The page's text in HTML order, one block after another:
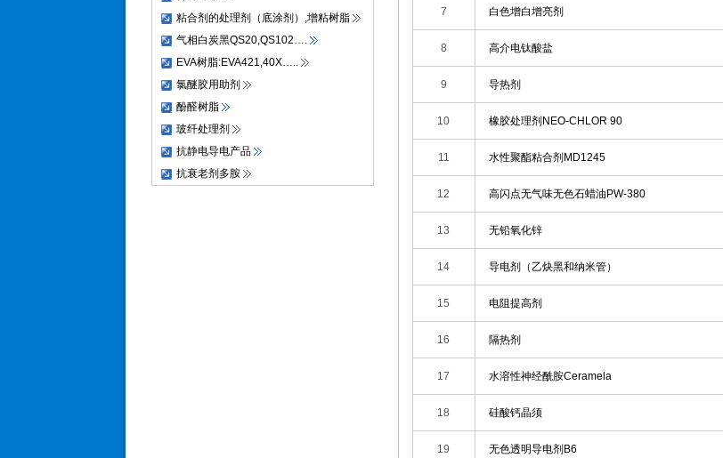
粘合剂的处理剂（底涂剂）,增粘树脂
气相白炭黑QS20,QS102….
EVA树脂:EVA421,40X…..
氯醚胶用助剂
酚醛树脂
玻纤处理剂
抗静电导电产品
抗衰老剂多胺
7 白色增白增亮剂
8 高介电钛酸盐
9 导热剂
10 橡胶处理剂NEO-CHLOR 90
11 水性聚酯粘合剂MD1245
12 高闪点无气味无色石蜡油PW-380
13 无铅氧化锌
14 导电剂（乙炔黑和纳米管）
15 电阻提高剂
16 隔热剂
17 水溶性神经酰胺Ceramela
18 硅酸钙晶须
19 无色透明导电剂B6